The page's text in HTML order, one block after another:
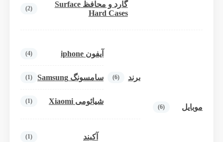
گارد و محافظ Surface
Hard Cases
(2)
موبایل (6)
برند (6)
آیفون iphone (4)
سامسونگ Samsung (1)
شیائومی Xiaomi (1)
آکبند (1)